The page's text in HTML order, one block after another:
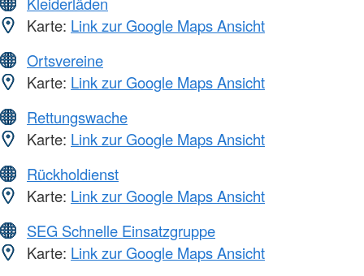
Karte: Link zur Google Maps Ansicht
Ortsvereine
Karte: Link zur Google Maps Ansicht
Rettungswache
Karte: Link zur Google Maps Ansicht
Rückholdienst
Karte: Link zur Google Maps Ansicht
SEG Schnelle Einsatzgruppe
Karte: Link zur Google Maps Ansicht